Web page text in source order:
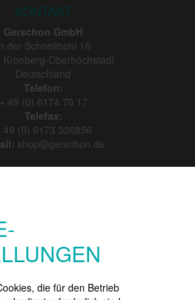
KONTAKT
Gerschon GmbH
der Schneithohl 16
Kronberg-Oberhöchstadt
Deutschland
Telefon:
+ 49 (0) 6174 70 17
Telefax:
49 (0) 6173 326856
shop@gerschon.de
Warenkorb
Vertrag widerrufen
die für den Betrieb